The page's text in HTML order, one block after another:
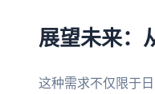
展望未来：
这种需求不仅限于